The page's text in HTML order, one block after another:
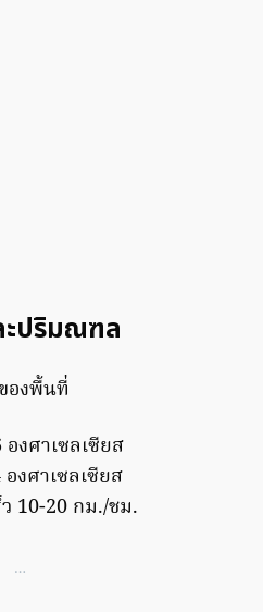
ะปริมณฑล
องพื้นที่
งศาเซลเซียส
งศาเซลเซียส
10-20 กม./ชม.
…